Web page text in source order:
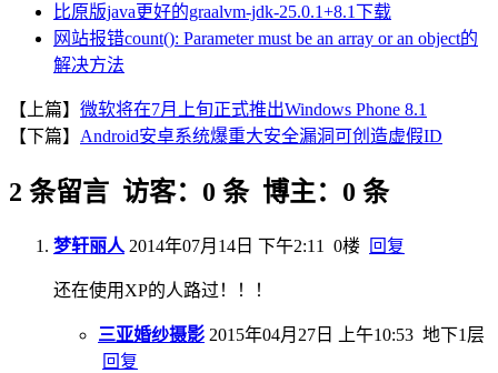
比原版java更好的graalvm-jdk-25.0.1+8.1下载
网站报错count(): Parameter must be an array or an object的
解决方法
【上篇】 微软将在7月上旬正式推出Windows Phone 8.1
【下篇】 Android安卓系统爆重大安全漏洞可创造虚假ID
2 条留言 访客：0 条 博主：0 条
梦轩丽人 2014年07月14日 下午2:11 0楼 回复
还在使用XP的人路过！！！
三亚婚纱摄影 2015年04月27日 上午10:53 地下1层
回复